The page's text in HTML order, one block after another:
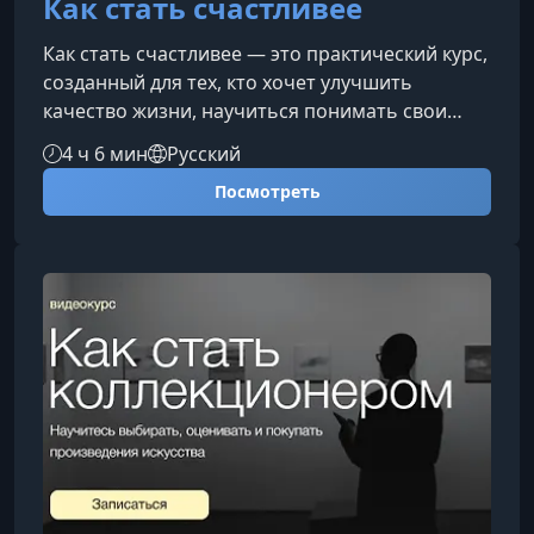
Как стать счастливее — это практический курс,
созданный для тех, кто хочет улучшить
качество жизни, научиться понимать свои
потребности и формировать устойчивое
чувство внутреннего благополучия. В
программе собраны проверенные методики
долгосрочному личностному росту.Что вас
ждёт в программеКурс строится поэтапно:
каждую неделю вы фокусируетесь на одной
ключ
4 ч 6 мин Русский
Посмотреть